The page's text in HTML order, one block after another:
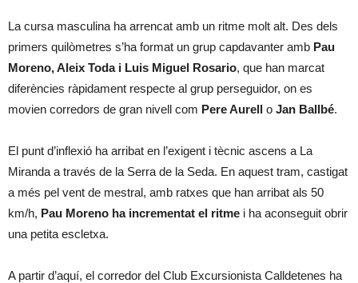
La cursa masculina ha arrencat amb un ritme molt alt. Des dels
primers quilòmetres s’ha format un grup capdavanter amb Pau
Moreno, Aleix Toda i Luis Miguel Rosario, que han marcat
diferències ràpidament respecte al grup perseguidor, on es
movien corredors de gran nivell com Pere Aurell o Jan Ballbé.
El punt d’inflexió ha arribat en l’exigent i tècnic ascens a La
Miranda a través de la Serra de la Seda. En aquest tram, castigat
a més pel vent de mestral, amb ratxes que han arribat als 50
km/h, Pau Moreno ha incrementat el ritme i ha aconseguit obrir
una petita escletxa.
A partir d’aquí, el corredor del Club Excursionista Calldetenes ha